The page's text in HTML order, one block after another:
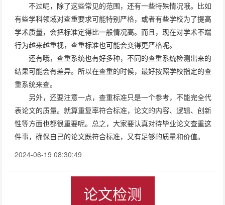
不过呢，除了这些常见的范围，还有一些特殊情况哦。比如
有些学科领域对查重要求可能特别严格，或者有些学校为了提高
学术质量，会把标准定得比一般情况高。而且，现在对学术不端
行为越来越重视，查重标准也可能会变得更严格呢。
还有哦，查重系统也有好多种，不同的查重系统检测出来的
结果可能会有差异。所以在查重的时候，最好按照学校指定的查
重系统来查。
另外，还要注意一点，查重标准只是一个参考，不能完全代
表论文的质量。就算重复率符合标准，论文的内容、逻辑、创新
性等方面也都很重要呢。总之，大家要认真对待毕业论文查重这
件事，确保自己的论文既符合标准，又有足够的质量和价值。
2024-06-19 08:30:49
论文检测